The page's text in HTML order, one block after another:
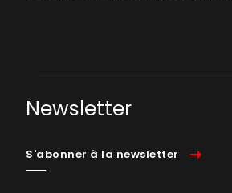
Newsletter
S'abonner à la newsletter